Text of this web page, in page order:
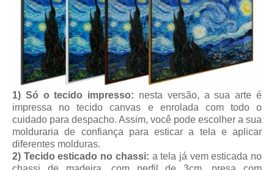
1) Só o tecido impresso: nesta versão, a sua arte é
impressa no tecido canvas e enrolada com todo o
cuidado para despacho. Assim, você pode escolher a sua
molduraria de confiança para esticar a tela e aplicar
diferentes molduras.
2) Tecido esticado no chassi: a tela já vem esticada no